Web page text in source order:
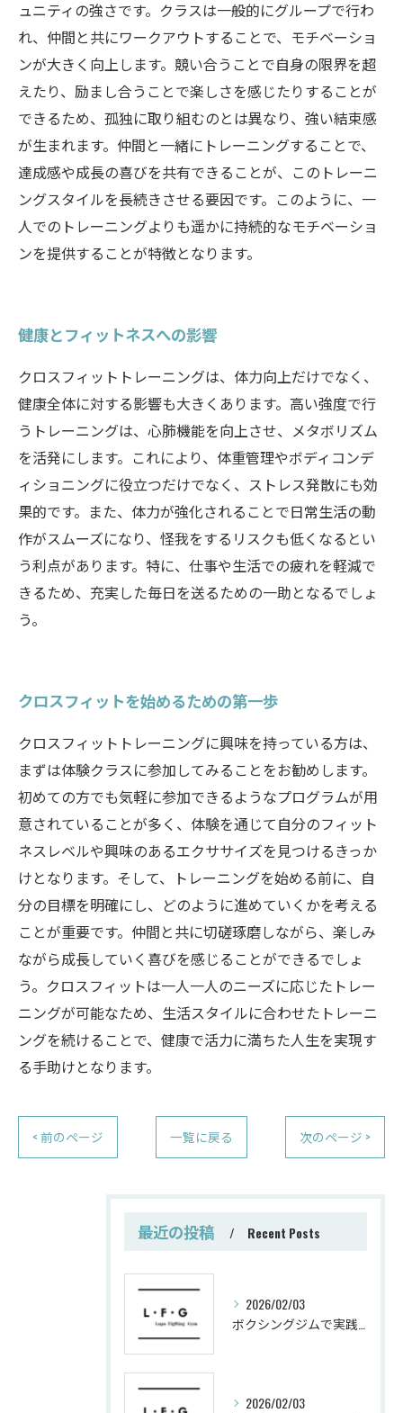
ュニティの強さです。クラスは一般的にグループで行わ
れ、仲間と共にワークアウトすることで、モチベーショ
ンが大きく向上します。競い合うことで自身の限界を超
えたり、励まし合うことで楽しさを感じたりすることが
できるため、孤独に取り組むのとは異なり、強い結束感
が生まれます。仲間と一緒にトレーニングすることで、
達成感や成長の喜びを共有できることが、このトレーニ
ングスタイルを長続きさせる要因です。このように、一
人でのトレーニングよりも遥かに持続的なモチベーショ
ンを提供することが特徴となります。
健康とフィットネスへの影響
クロスフィットトレーニングは、体力向上だけでなく、
健康全体に対する影響も大きくあります。高い強度で行
うトレーニングは、心肺機能を向上させ、メタボリズム
を活発にします。これにより、体重管理やボディコンデ
ィショニングに役立つだけでなく、ストレス発散にも効
果的です。また、体力が強化されることで日常生活の動
作がスムーズになり、怪我をするリスクも低くなるとい
う利点があります。特に、仕事や生活での疲れを軽減で
きるため、充実した毎日を送るための一助となるでしょ
う。
クロスフィットを始めるための第一歩
クロスフィットトレーニングに興味を持っている方は、
まずは体験クラスに参加してみることをお勧めします。
初めての方でも気軽に参加できるようなプログラムが用
意されていることが多く、体験を通じて自分のフィット
ネスレベルや興味のあるエクササイズを見つけるきっか
けとなります。そして、トレーニングを始める前に、自
分の目標を明確にし、どのように進めていくかを考える
ことが重要です。仲間と共に切磋琢磨しながら、楽しみ
ながら成長していく喜びを感じることができるでしょ
う。クロスフィットは一人一人のニーズに応じたトレー
ニングが可能なため、生活スタイルに合わせたトレーニ
ングを続けることで、健康で活力に満ちた人生を実現す
る手助けとなります。
< 前のページ 一覧に戻る 次のページ >
最近の投稿 Recent Posts
2026/02/03
2026/02/03